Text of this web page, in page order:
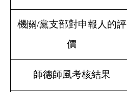
機關/黨支部對申報人的評
價
師德師風考核結果